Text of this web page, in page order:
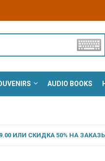
AUDIO BOOKS
ИЛИ СКИДКА 50% НА ЗАКАЗЫ